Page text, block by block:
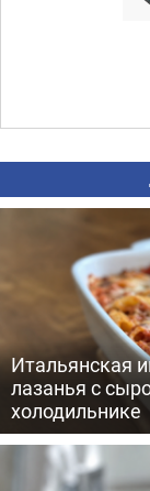
Итальянская
лазанья с
холодильнике